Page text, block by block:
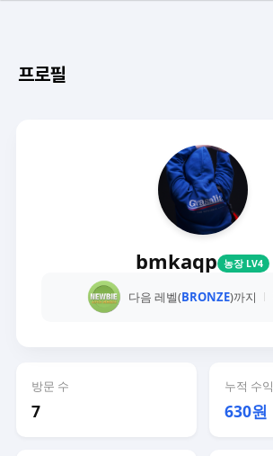
프로필
bmkaqp 농장 LV4
다음 레벨(BRONZE)까지
방문 수
7
누적 수익
630원